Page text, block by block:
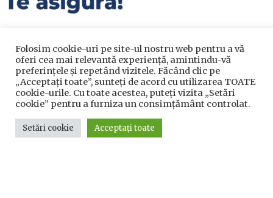
Utile
Utile
Folosim cookie-uri pe site-ul nostru web pentru a vă
oferi cea mai relevantă experiență, amintindu-vă
preferințele și repetând vizitele. Făcând clic pe
„Acceptați toate”, sunteți de acord cu utilizarea TOATE
cookie-urile. Cu toate acestea, puteți vizita „Setări
cookie” pentru a furniza un consimțământ controlat.
Setări cookie Acceptați toate